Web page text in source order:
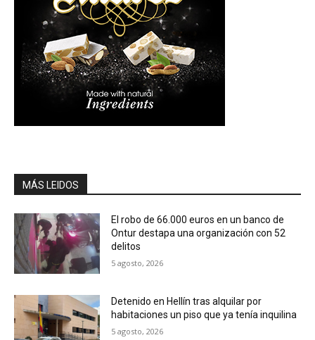
MÁS LEIDOS
El robo de 66.000 euros en un banco de
Ontur destapa una organización con 52
delitos
5 agosto, 2026
Detenido en Hellín tras alquilar por
habitaciones un piso que ya tenía inquilina
5 agosto, 2026